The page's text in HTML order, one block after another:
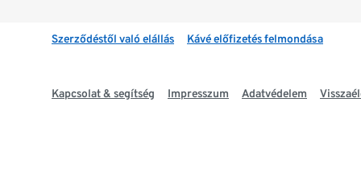
Szerződéstől való elállás Kávé előfizetés felmondása
Kapcsolat & segítség Impresszum Adatvédelem